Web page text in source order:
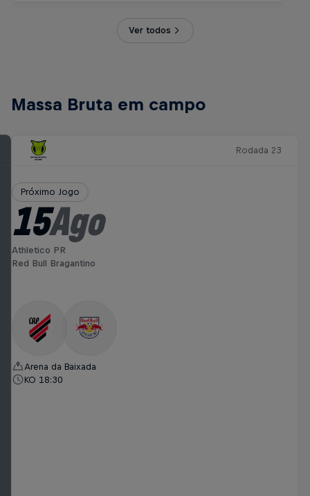
Ver todos
Massa Bruta em campo
Rodada 23
Próximo Jogo
15Ago
Athletico PR
Red Bull Bragantino
Arena da Baixada
KO 18:30